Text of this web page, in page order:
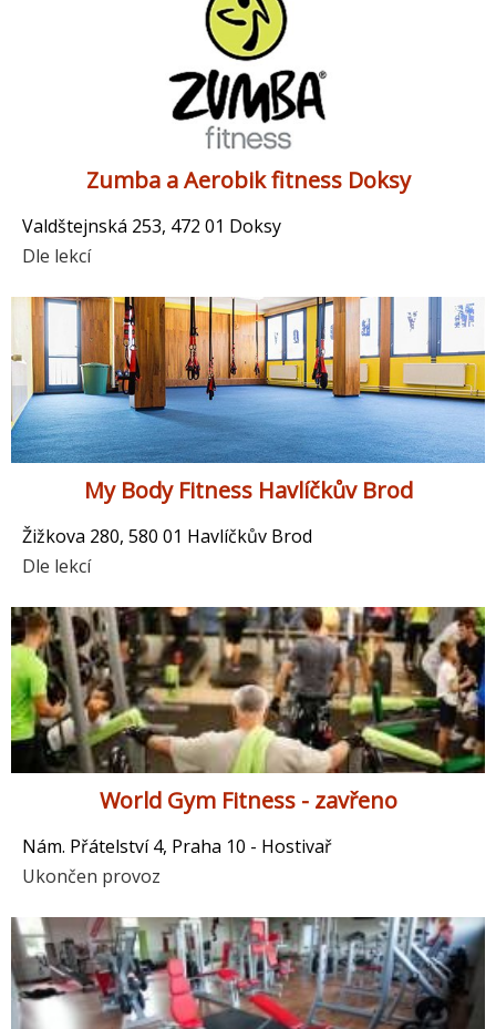
Zumba a Aerobik fitness Doksy
Valdštejnská 253, 472 01 Doksy
Dle lekcí
My Body Fitness Havlíčkův Brod
Žižkova 280, 580 01 Havlíčkův Brod
Dle lekcí
World Gym Fitness - zavřeno
Nám. Přátelství 4, Praha 10 - Hostivař
Ukončen provoz